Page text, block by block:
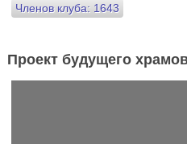
Членов клуба: 1643
Проект будущего